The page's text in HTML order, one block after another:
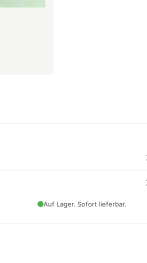
Auf Lager. Sofort lieferbar.